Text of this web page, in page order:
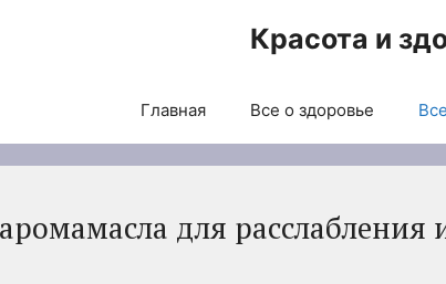
Красота и
Главная Все о здоровье
для расслабления